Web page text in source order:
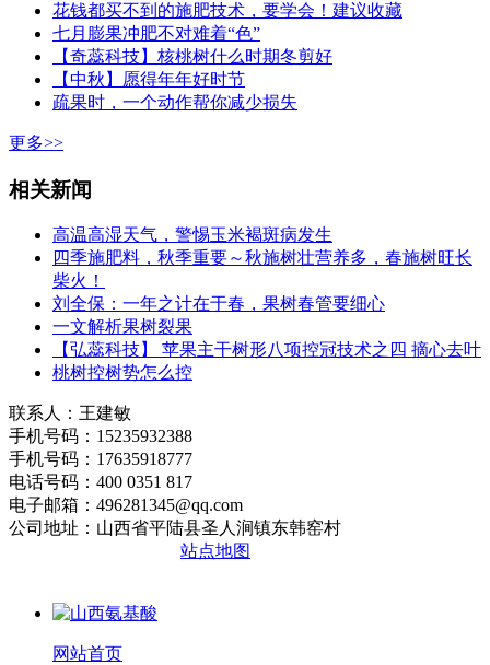
花钱都买不到的施肥技术，要学会！建议收藏
七月膨果冲肥不对难着“色”
【奇蕊科技】核桃树什么时期冬剪好
【中秋】愿得年年好时节
疏果时，一个动作帮你减少损失
更多>>
相关新闻
高温高湿天气，警惕玉米褐斑病发生
四季施肥料，秋季重要～秋施树壮营养多，春施树旺长
柴火！
刘全保：一年之计在于春，果树春管要细心
一文解析果树裂果
【弘蕊科技】 苹果主干树形八项控冠技术之四 摘心去叶
桃树控树势怎么控
联系人：王建敏
手机号码：15235932388
手机号码：17635918777
电话号码：400 0351 817
电子邮箱：496281345@qq.com
公司地址：山西省平陆县圣人涧镇东韩窑村
站点地图
网站首页